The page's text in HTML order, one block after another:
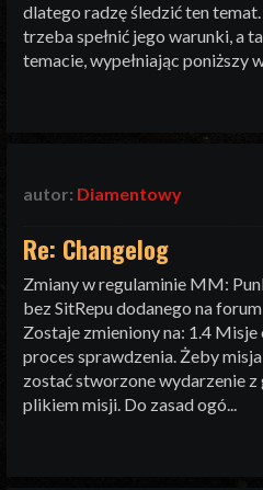
dlatego radzę śledzić ten
trzeba spełnić jego warunki, a
temacie, wypełniając poniższy
autor: Diamentowy
Re: Changelog
Zmiany w regulaminie MM:
bez SitRepu dodanego na
Zostaje zmieniony na: 1.4
proces sprawdzenia. Żeby
zostać stworzone wydarzenie
plikiem misji. Do zasad ogó...